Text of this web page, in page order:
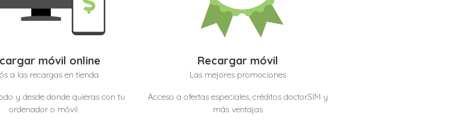
móvil online
a las recargas en tienda
y desde donde quieras con tu
ordenador o móvil
Recargar móvil
Las mejores promociones
Acceso a ofertas especiales, créditos doctorSIM y
más ventajas